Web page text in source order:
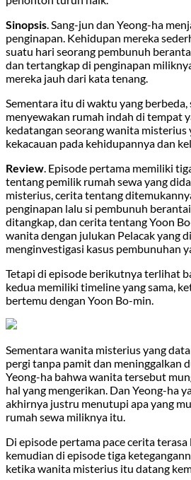
Sinopsis. Sang-jun dan Yeong-ha
penginapan. Kehidupan mereka
suatu hari seorang pembunuh
dan tertangkap di penginapan
mereka jauh dari kata tenang.
Sementara itu di waktu yang berbeda,
menyewakan rumah indah di tempat
kedatangan seorang wanita
kekacauan pada kehidupannya dan
Review. Episode pertama memiliki
tentang pemilik rumah sewa yang
misterius, cerita tentang
penginapan lalu si pembunuh
ditangkap, dan cerita tentang Yoon
wanita dengan julukan Pelacak yang
menginvestigasi kasus pembunuhan
Tetapi di episode berikutnya terlihat
kedua memiliki timeline yang sama,
bertemu dengan Yoon Bo-min.
Sementara wanita misterius yang
pergi tanpa pamit dan meninggalkan
Yeong-ha bahwa wanita tersebut
hal yang mengerikan. Dan Yeong-ha
akhirnya justru menutupi apa yang
rumah sewa miliknya itu.
Di episode pertama pace cerita
kemudian di episode tiga
ketika wanita misterius itu datang